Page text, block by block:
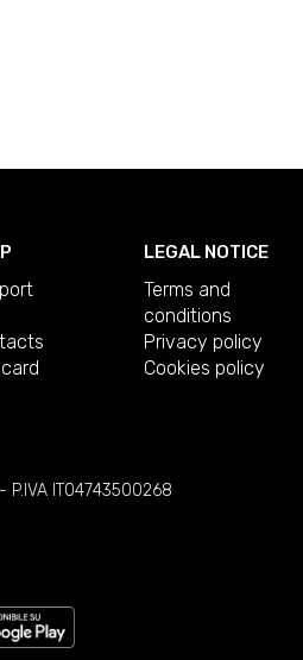
LEGAL NOTICE
Terms and
conditions
Privacy policy
Cookies policy
- P.IVA IT04743500268